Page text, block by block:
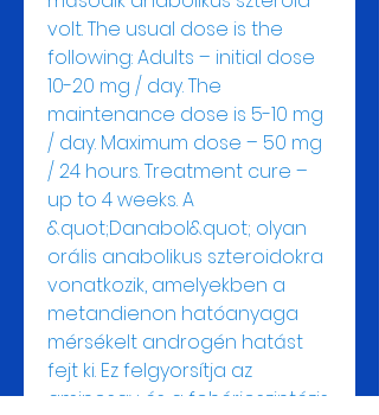
volt. The usual dose is the
following: Adults – initial dose
10-20 mg / day. The
maintenance dose is 5-10 mg
/ day. Maximum dose – 50 mg
/ 24 hours. Treatment cure –
up to 4 weeks. A
&quot;Danabol&quot; olyan
orális anabolikus szteroidokra
vonatkozik, amelyekben a
metandienon hatóanyaga
mérsékelt androgén hatást
fejt ki. Ez felgyorsítja az
aminosav és a fehérjeszintézis